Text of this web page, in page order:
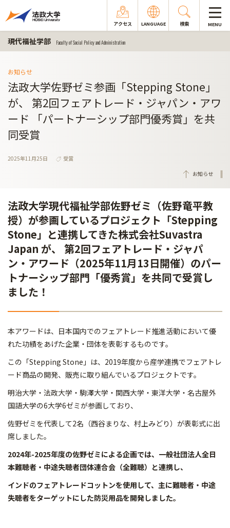
アクセス LANGUAGE 検索 MENU
現代福祉学部 Faculty of Social Policy and Administration
お知らせ
法政大学佐野ゼミ参画「Stepping Stone」
が、 第2回フェアトレード・ジャパン・アワ
ード 「パートナーシップ部門優秀賞」を共
同受賞
2025年11月25日
受賞
お知らせ
法政大学現代福祉学部佐野ゼミ（佐野竜平教
授）が参画しているプロジェクト「Stepping
Stone」と連携してきた株式会社Suvastra
Japan が、 第2回フェアトレード・ジャパ
ン・アワード（2025年11月13日開催）のパー
トナーシップ部門「優秀賞」を共同で受賞し
ました！
本アワードは、日本国内でのフェアトレード推進活動において優
れた功績をあげた企業・団体を表彰するものです。
この「Stepping Stone」は、2019年度から産学連携でフェアトレ
ード商品の開発、販売に取り組んでいるプロジェクトです。
明治大学・法政大学・駒澤大学・関西大学・東洋大学・名古屋外
国語大学の6大学6ゼミが参画しており、
佐野ゼミを代表して2名（西谷まりな、村上みどり）が表彰式に出
席しました。
2024年-2025年度の佐野ゼミによる企画では、一般社団法人全日
本難聴者・中途失聴者団体連合会（全難聴）と連携し、
インドのフェアトレードコットンを使用して、主に難聴者・中途
失聴者をターゲットにした防災用品を開発しました。